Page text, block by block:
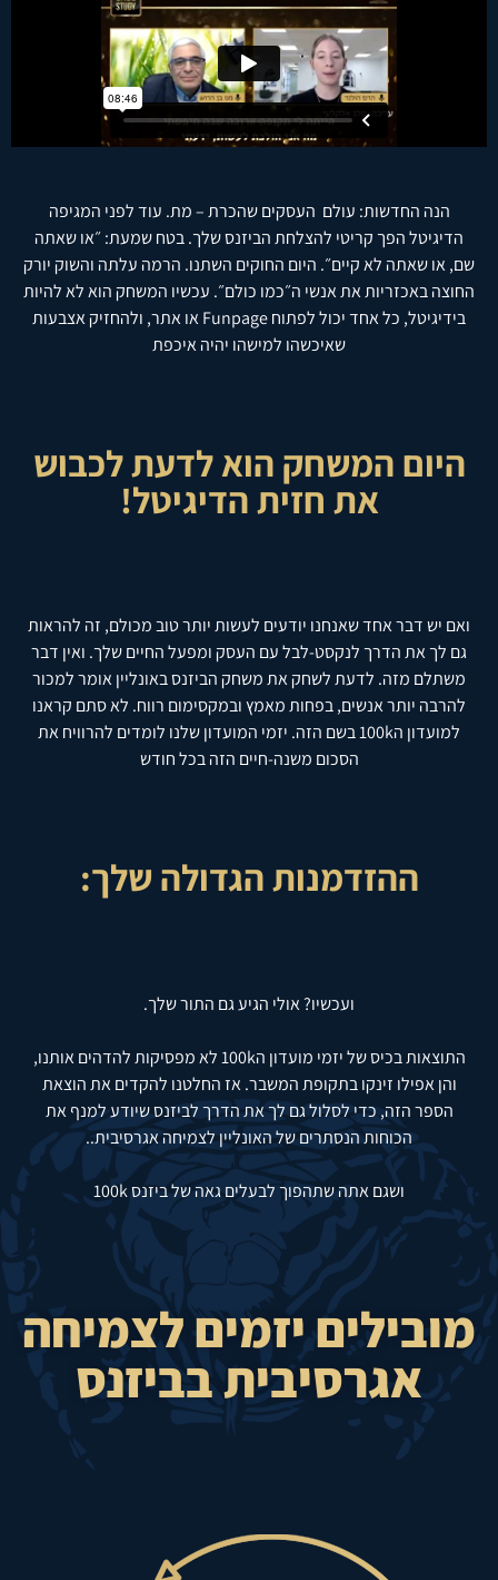
הנה החדשות: עולם העסקים שהכרת – מת. עוד לפני המגיפה
הדיגיטל הפך קריטי להצלחת הביזנס שלך. בטח שמעת: ״או שאתה
שם, או שאתה לא קיים״. היום החוקים השתנו. הרמה עלתה והשוק יורק
החוצה באכזריות את אנשי ה״כמו כולם״. עכשיו המשחק הוא לא להיות
בידיגיטל, כל אחד יכול לפתוח Funpage או אתר, ולהחזיק אצבעות
שאיכשהו למישהו יהיה איכפת
היום המשחק הוא לדעת לכבוש
את חזית הדיגיטל!
ואם יש דבר אחד שאנחנו יודעים לעשות יותר טוב מכולם, זה להראות
גם לך את הדרך לנקסט-לבל עם העסק ומפעל החיים שלך. ואין דבר
משתלם מזה. לדעת לשחק את משחק הביזנס באונליין אומר למכור
להרבה יותר אנשים, בפחות מאמץ ובמקסימום רווח. לא סתם קראנו
למועדון ה100k בשם הזה. יזמי המועדון שלנו לומדים להרוויח את
הסכום משנה-חיים הזה בכל חודש
ההזדמנות הגדולה שלך:
ועכשיו? אולי הגיע גם התור שלך.
התוצאות בכיס של יזמי מועדון ה100k לא מפסיקות להדהים אותנו,
והן אפילו זינקו בתקופת המשבר. אז החלטנו להקדים את הוצאת
הספר הזה, כדי לסלול גם לך את הדרך לביזנס שיודע למנף את
הכוחות הנסתרים של האונליין לצמיחה אגרסיבית..
ושגם אתה שתהפוך לבעלים גאה של ביזנס 100k
מובילים יזמים לצמיחה
אגרסיבית בביזנס